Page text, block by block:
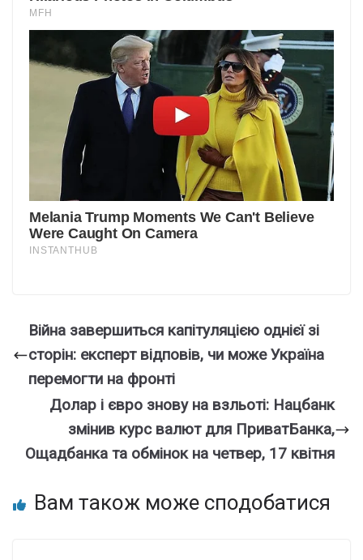
Війна завершиться капітуляцією однієї зі
сторін: експерт відповів, чи може Україна
перемогти на фронті
Долар і євро знову на взльоті: Нацбанк
змінив курс валют для ПриватБанка,
Ощадбанка та обмінок на четвер, 17 квітня
Вам також може сподобатися